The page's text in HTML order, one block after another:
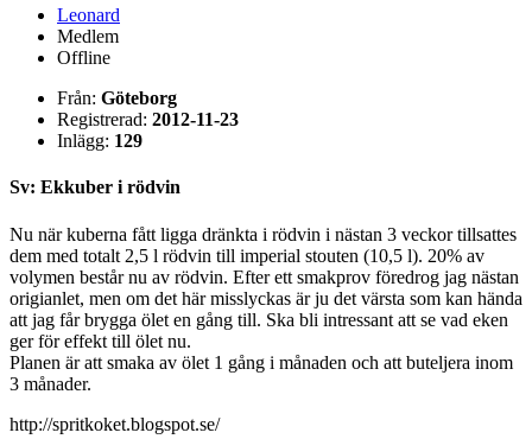
Leonard
Medlem
Offline
Från: Göteborg
Registrerad: 2012-11-23
Inlägg: 129
Sv: Ekkuber i rödvin
Nu när kuberna fått ligga dränkta i rödvin i nästan 3 veckor tillsattes
dem med totalt 2,5 l rödvin till imperial stouten (10,5 l). 20% av
volymen består nu av rödvin. Efter ett smakprov föredrog jag nästan
origianlet, men om det här misslyckas är ju det värsta som kan hända
att jag får brygga ölet en gång till. Ska bli intressant att se vad eken
ger för effekt till ölet nu.
Planen är att smaka av ölet 1 gång i månaden och att buteljera inom
3 månader.
http://spritkoket.blogspot.se/